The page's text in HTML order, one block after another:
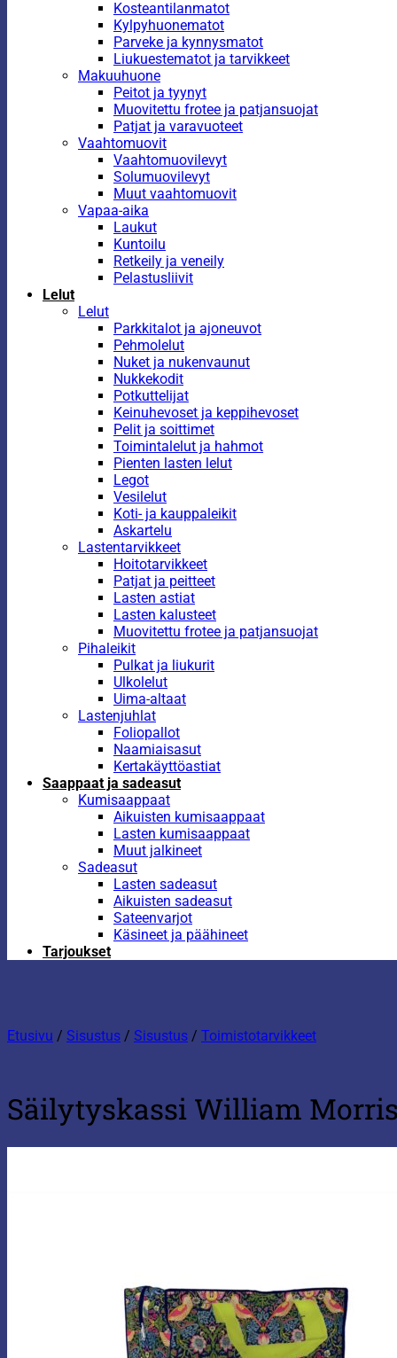
Kosteantilanmatot
Kylpyhuonematot
Parveke ja kynnysmatot
Liukuestematot ja tarvikkeet
Makuuhuone
Peitot ja tyynyt
Muovitettu frotee ja patjansuojat
Patjat ja varavuoteet
Vaahtomuovit
Vaahtomuovilevyt
Solumuovilevyt
Muut vaahtomuovit
Vapaa-aika
Laukut
Kuntoilu
Retkeily ja veneily
Pelastusliivit
Lelut
Lelut
Parkkitalot ja ajoneuvot
Pehmolelut
Nuket ja nukenvaunut
Nukkekodit
Potkuttelijat
Keinuhevoset ja keppihevoset
Pelit ja soittimet
Toimintalelut ja hahmot
Pienten lasten lelut
Legot
Vesilelut
Koti- ja kauppaleikit
Askartelu
Lastentarvikkeet
Hoitotarvikkeet
Patjat ja peitteet
Lasten astiat
Lasten kalusteet
Muovitettu frotee ja patjansuojat
Pihaleikit
Pulkat ja liukurit
Ulkolelut
Uima-altaat
Lastenjuhlat
Foliopallot
Naamiaisasut
Kertakäyttöastiat
Saappaat ja sadeasut
Kumisaappaat
Aikuisten kumisaappaat
Lasten kumisaappaat
Muut jalkineet
Sadeasut
Lasten sadeasut
Aikuisten sadeasut
Sateenvarjot
Käsineet ja päähineet
Tarjoukset
Etusivu / Sisustus / Sisustus / Toimistotarvikkeet
Säilytyskassi William